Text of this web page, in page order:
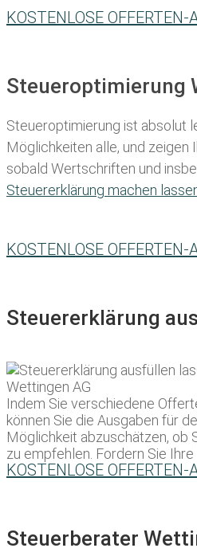
KOSTENLOSE OFFERTEN-
Steueroptimierung
Steueroptimierung ist absolut
Möglichkeiten alle, und zeigen
sobald Wertschriften und
Steuererklärung machen
KOSTENLOSE OFFERTEN-
Steuererklärung
Indem Sie verschiedene
können Sie die Ausgaben für
Möglichkeit abzuschätzen, ob
zu empfehlen. Fordern Sie
KOSTENLOSE OFFERTEN-
Steuerberater